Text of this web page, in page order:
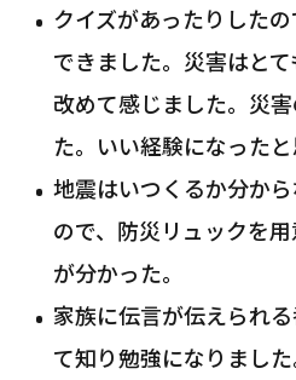
クイズがあったりした
できました。災害はとて
改めて感じました。災
た。いい経験になったと
地震はいつくるか分か
ので、防災リュックを
が分かった。
家族に伝言が伝えられ
て知り勉強になりまし